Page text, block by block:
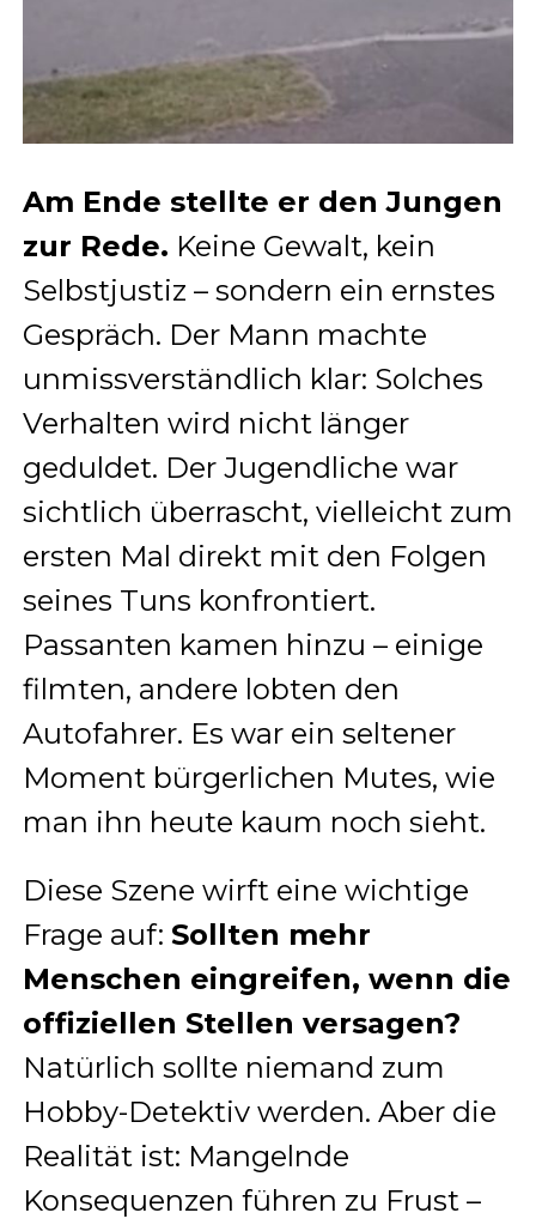
Am Ende stellte er den Jungen
zur Rede. Keine Gewalt, kein
Selbstjustiz – sondern ein ernstes
Gespräch. Der Mann machte
unmissverständlich klar: Solches
Verhalten wird nicht länger
geduldet. Der Jugendliche war
sichtlich überrascht, vielleicht zum
ersten Mal direkt mit den Folgen
seines Tuns konfrontiert.
Passanten kamen hinzu – einige
filmten, andere lobten den
Autofahrer. Es war ein seltener
Moment bürgerlichen Mutes, wie
man ihn heute kaum noch sieht.
Diese Szene wirft eine wichtige
Frage auf: Sollten mehr
Menschen eingreifen, wenn die
offiziellen Stellen versagen?
Natürlich sollte niemand zum
Hobby-Detektiv werden. Aber die
Realität ist: Mangelnde
Konsequenzen führen zu Frust –